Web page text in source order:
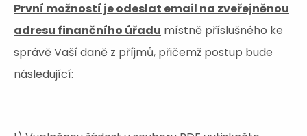
První možností je odeslat email na zveřejněnou
adresu finančního úřadu místně příslušného ke
správě Vaší daně z příjmů, přičemž postup bude
následující: